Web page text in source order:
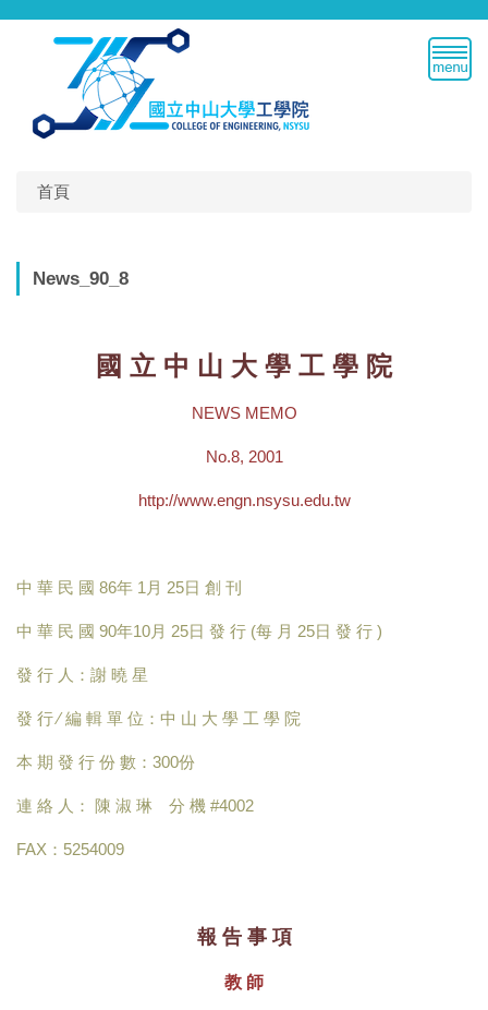
跳
首頁
News_90_8
國 立 中 山 大 學 工 學 院
NEWS MEMO
No.8, 2001
http://www.engn.nsysu.edu.tw
中 華 民 國 86年 1月 25日 創 刊
中 華 民 國 90年10月 25日 發 行 (每 月 25日 發 行 )
發 行 人：謝 曉 星
發 行 ∕ 編 輯 單 位：中 山 大 學 工 學 院
本 期 發 行 份 數：300份
連 絡 人： 陳 淑 琳 分 機 #4002
FAX：5254009
報 告 事 項
教 師